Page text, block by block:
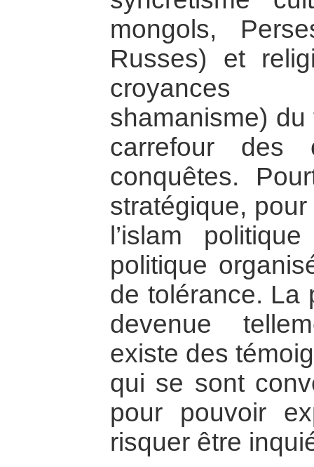
mongols,
Russes) et
croyances
shamanisme)
carrefour des
conquêtes.
stratégique,
l’islam
politique
de tolérance. La
devenue
existe des
qui se sont
pour pouvoir
risquer être